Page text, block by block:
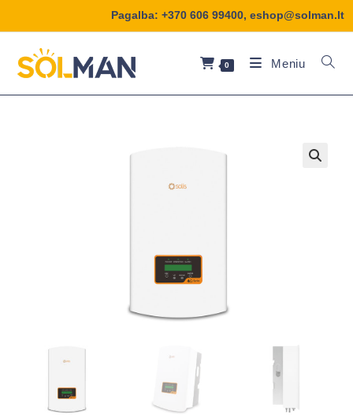
Pagalba: +370 606 99400, eshop@solman.lt
0 Meniu